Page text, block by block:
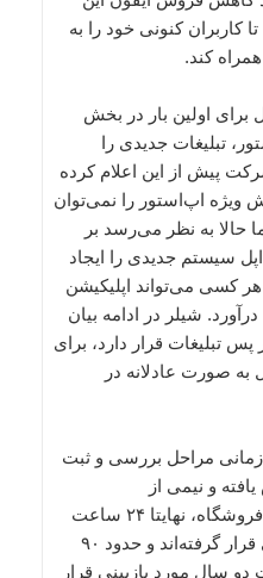
کاربران کنونی خود را به
کند.
برای اولین بار در بخش
تبلیغات جدیدی را
پیش از این اعلام کرده
ویژه اپ‌استور را نمی‌توان
حالا به نظر می‌رسد بر
سیستم جدیدی را ایجاد
هر کسی می‌تواند اپلیکیشن‌
شیلر در ادامه بیان
تبلیغات قرار دارد، برای
صورت عادلانه در
مراحل بررسی و ثبت
و نیمی از
اپلیکیشن‌های ثبت شده در این فروشگاه، نهایتا ۲۴ ساعت
پس از ثبت شدن، مورد بازبینی قرار گرفته‌اند و حدود ۹۰
دو سال مورد بازیبنی قرار